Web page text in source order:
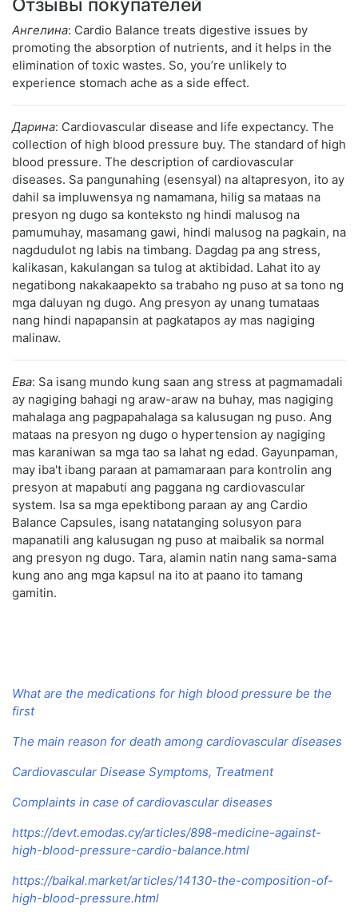
Отзывы покупателей
Ангелина: Cardio Balance treats digestive issues by
promoting the absorption of nutrients, and it helps in the
elimination of toxic wastes. So, you’re unlikely to
experience stomach ache as a side effect.
Дарина: Cardiovascular disease and life expectancy. The
collection of high blood pressure buy. The standard of high
blood pressure. The description of cardiovascular
diseases. Sa pangunahing (esensyal) na altapresyon, ito ay
dahil sa impluwensya ng namamana, hilig sa mataas na
presyon ng dugo sa konteksto ng hindi malusog na
pamumuhay, masamang gawi, hindi malusog na pagkain, na
nagdudulot ng labis na timbang. Dagdag pa ang stress,
kalikasan, kakulangan sa tulog at aktibidad. Lahat ito ay
negatibong nakakaapekto sa trabaho ng puso at sa tono ng
mga daluyan ng dugo. Ang presyon ay unang tumataas
nang hindi napapansin at pagkatapos ay mas nagiging
malinaw.
Ева: Sa isang mundo kung saan ang stress at pagmamadali
ay nagiging bahagi ng araw-araw na buhay, mas nagiging
mahalaga ang pagpapahalaga sa kalusugan ng puso. Ang
mataas na presyon ng dugo o hypertension ay nagiging
mas karaniwan sa mga tao sa lahat ng edad. Gayunpaman,
may iba't ibang paraan at pamamaraan para kontrolin ang
presyon at mapabuti ang paggana ng cardiovascular
system. Isa sa mga epektibong paraan ay ang Cardio
Balance Capsules, isang natatanging solusyon para
mapanatili ang kalusugan ng puso at maibalik sa normal
ang presyon ng dugo. Tara, alamin natin nang sama-sama
kung ano ang mga kapsul na ito at paano ito tamang
gamitin.
What are the medications for high blood pressure be the
first
The main reason for death among cardiovascular diseases
Cardiovascular Disease Symptoms, Treatment
Complaints in case of cardiovascular diseases
https://devt.emodas.cy/articles/898-medicine-against-
high-blood-pressure-cardio-balance.html
https://baikal.market/articles/14130-the-composition-of-
high-blood-pressure.html